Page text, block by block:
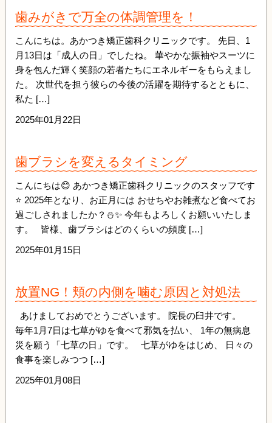
歯みがきで万全の体調管理を！
こんにちは。あかつき矯正歯科クリニックです。 先日、1
月13日は「成人の日」でしたね。 華やかな振袖やスーツに
身を包んだ輝く笑顔の若者たちにエネルギーをもらえまし
た。 次世代を担う彼らの今後の活躍を期待するとともに、
私た […]
2025年01月22日
歯ブラシを変えるタイミング
こんにちは😊 あかつき矯正歯科クリニックのスタッフです
⭐ 2025年となり、お正月には おせちやお雑煮など食べてお
過ごしされましたか？⛄✨ 今年もよろしくお願いいたしま
す。 皆様、歯ブラシはどのくらいの頻度 […]
2025年01月15日
放置NG！頬の内側を噛む原因と対処法
あけましておめでとうございます。 院長の臼井です。
毎年1月7日は七草がゆを食べて邪気を払い、 1年の無病息
災を願う「七草の日」です。 七草がゆをはじめ、 日々の
食事を楽しみつつ […]
2025年01月08日